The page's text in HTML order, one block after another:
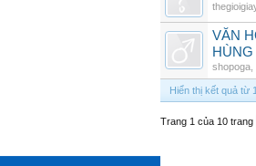
VĂN
shopoga
Hiển thị kết quả từ
Trang 1 của 10 trang